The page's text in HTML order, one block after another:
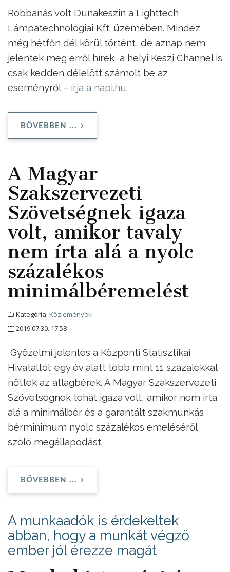
Robbanás volt Dunakeszin a Lighttech
Lámpatechnológiai Kft. üzemében. Mindez
még hétfőn dél körül történt, de aznap nem
jelentek meg erről hírek, a helyi Keszi Channel is
csak kedden délelőtt számolt be az
eseményről – írja a napi.hu.
BŐVEBBEN ...
A Magyar
Szakszervezeti
Szövetségnek igaza
volt, amikor tavaly
nem írta alá a nyolc
százalékos
minimálbéremelést
Kategória: Közlemények
2019.07.30. 17:58
Győzelmi jelentés a Központi Statisztikai
Hivataltól: egy év alatt több mint 11 százalékkal
nőttek az átlagbérek. A Magyar Szakszervezeti
Szövetségnek tehát igaza volt, amikor nem írta
alá a minimálbér és a garantált szakmunkás
bérminimum nyolc százalékos emeléséről
szóló megállapodást.
BŐVEBBEN ...
A munkaadók is érdekeltek
abban, hogy a munkát végző
ember jól érezze magát